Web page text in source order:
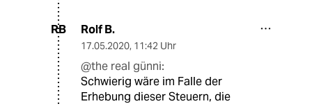
RB Rolf B.
17.05.2020, 11:42 Uhr
@the real günni:
Schwierig wäre im Falle der
Erhebung dieser Steuern, die